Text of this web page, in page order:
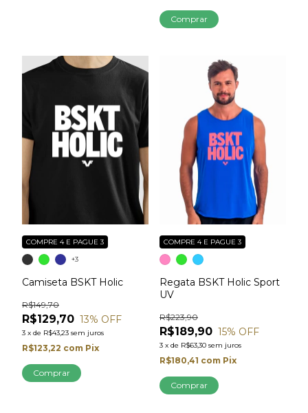
Comprar
Camiseta BSKT Holic
R$129,70
R$149,70
13% OFF
3 x de R$43,23 sem juros
COMPRE 4 E PAGUE 3
R$123,22 com Pix
+3
Comprar
Regata BSKT Holic Sport
UV
R$189,90
R$223,90
15% OFF
3 x de R$63,30 sem juros
COMPRE 4 E PAGUE 3
R$180,41 com Pix
Comprar